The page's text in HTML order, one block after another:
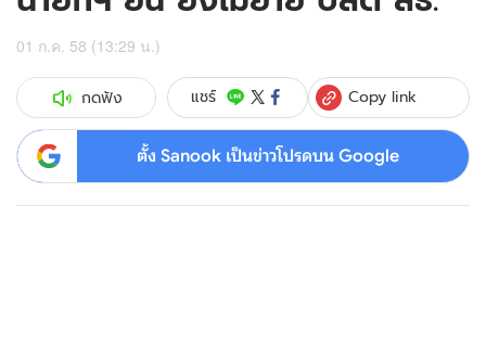
01 ก.ค. 58 (13:29 น.)
กดฟัง แชร์ Copy link
ตั้ง Sanook เป็นข่าวโปรดบน Google